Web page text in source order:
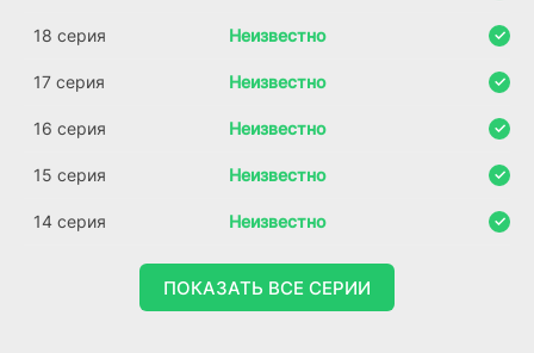
18 серия Неизвестно
17 серия Неизвестно
16 серия Неизвестно
15 серия Неизвестно
14 серия Неизвестно
ПОКАЗАТЬ ВСЕ СЕРИИ